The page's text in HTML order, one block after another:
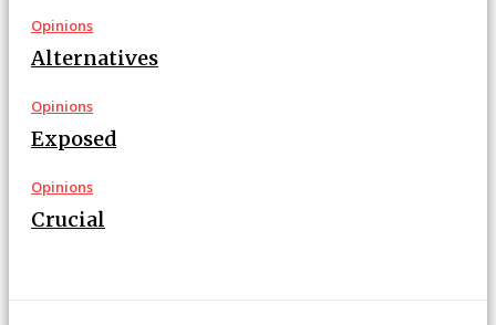
Opinions
Alternatives
Opinions
Exposed
Opinions
Crucial